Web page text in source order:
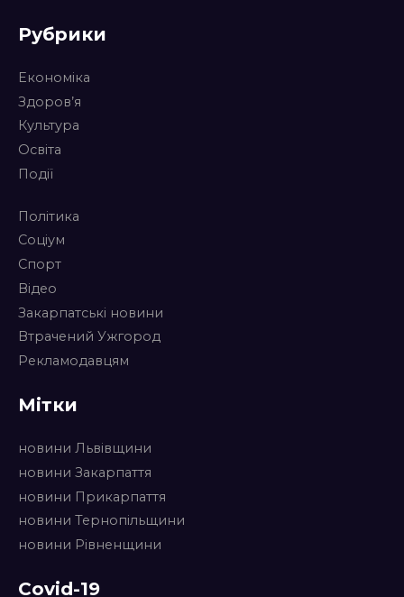
Рубрики
Економіка
Здоров’я
Культура
Освіта
Події
Політика
Соціум
Спорт
Відео
Закарпатські новини
Втрачений Ужгород
Рекламодавцям
Мітки
новини Львівщини
новини Закарпаття
новини Прикарпаття
новини Тернопільщини
новини Рівненщини
Covid-19